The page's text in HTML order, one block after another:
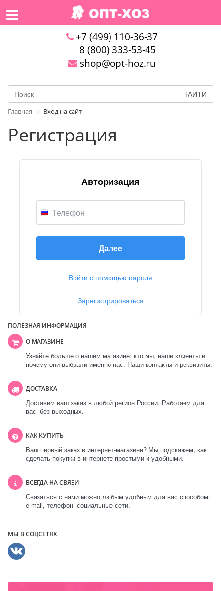
+7 (499) 110-36-37
8 (800) 333-53-45
shop@opt-hoz.ru
НАЙТИ
Главная Вход на сайт
Регистрация
Авторизация
Телефон
Далее
Войти с помощью пароля
Зарегистрироваться
ПОЛЕЗНАЯ ИНФОРМАЦИЯ
О МАГАЗИНЕ
Узнайте больше о нашем магазине: кто мы, наши клиенты и
почему они выбрали именно нас. Наши контакты и реквизиты.
ДОСТАВКА
Доставим ваш заказ в любой регион России. Работаем для
вас, без выходных.
КАК КУПИТЬ
Ваш первый заказ в интернет-магазине? Мы подскажем, как
сделать покупки в интернете простыми и удобными.
ВСЕГДА НА СВЯЗИ
Связаться с нами можно любым удобным для вас способом:
e-mail, телефон, социальные сети.
МЫ В СОЦСЕТЯХ